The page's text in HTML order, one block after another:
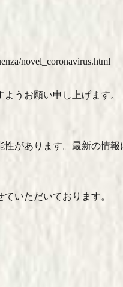
novel_coronavirus.html
うお願い申し上げます。
があります。最新の情
いただいております。